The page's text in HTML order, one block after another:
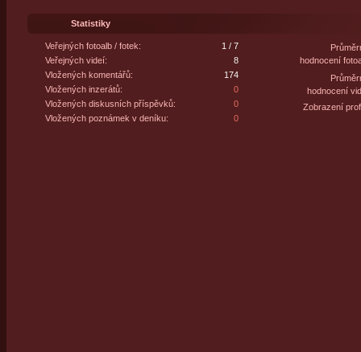
Statistiky
Veřejných fotoalb / fotek:
1 / 7
Veřejných videí:
8
Vložených komentářů:
174
Vložených inzerátů:
0
Vložených diskusních příspěvků:
0
Vložených poznámek v deníku:
0
hodnocení
hodnocení
Zobrazení